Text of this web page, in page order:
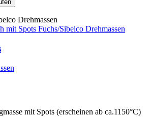
Drehmassen
mit Spots (erscheinen ab ca.1150°C)